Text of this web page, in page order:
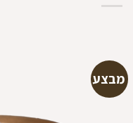
מבצע